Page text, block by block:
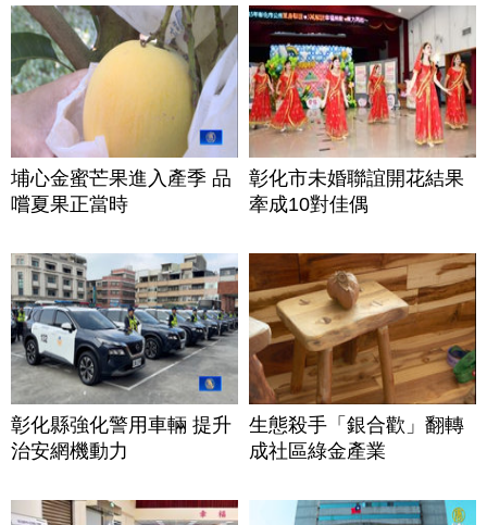
埔心金蜜芒果進入產季 品
嚐夏果正當時
彰化市未婚聯誼開花結果
牽成10對佳偶
彰化縣強化警用車輛 提升
治安網機動力
生態殺手「銀合歡」翻轉
成社區綠金產業